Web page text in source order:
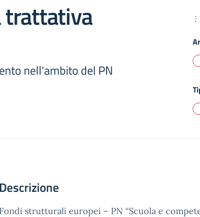
trattativa
nell'ambito del PN
Descrizione
Fondi strutturali europei – PN “Scuola e